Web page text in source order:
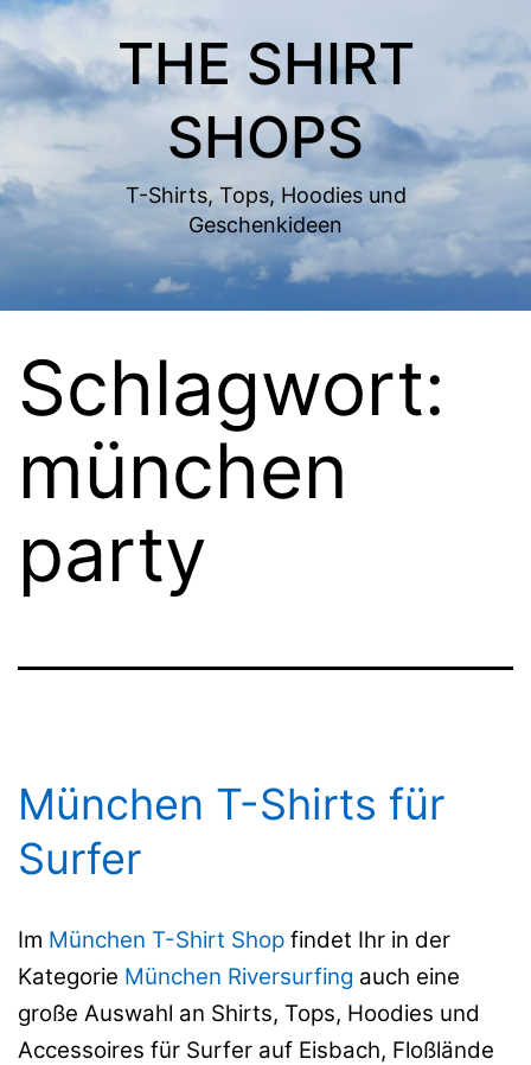
Zum
Inhalt
springen
THE SHIRT
SHOPS
T-Shirts, Tops, Hoodies und
Geschenkideen
Schlagwort:
münchen
party
München T-Shirts für
Surfer
Im München T-Shirt Shop findet Ihr in der
Kategorie München Riversurfing auch eine
große Auswahl an Shirts, Tops, Hoodies und
Accessoires für Surfer auf Eisbach, Floßlände